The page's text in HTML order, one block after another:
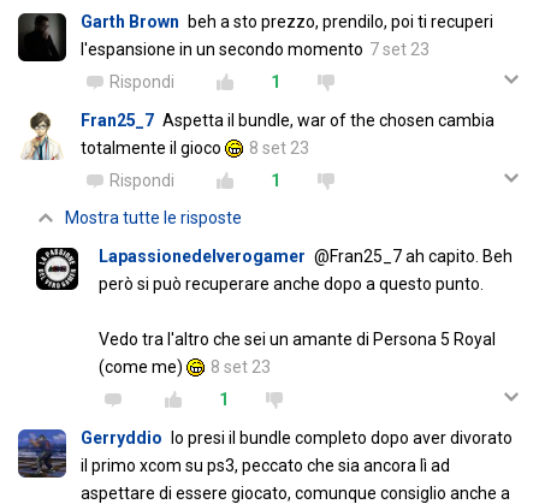
Garth Brown beh a sto prezzo, prendilo, poi ti recuperi
l'espansione in un secondo momento 7 set 23
Rispondi
1
Fran25_7 Aspetta il bundle, war of the chosen cambia
totalmente il gioco
8 set 23
Rispondi
1
Mostra tutte le risposte
Lapassionedelverogamer @Fran25_7 ah capito. Beh
però si può recuperare anche dopo a questo punto.
Vedo tra l'altro che sei un amante di Persona 5 Royal
(come me)
8 set 23
1
Gerryddio Io presi il bundle completo dopo aver divorato
il primo xcom su ps3, peccato che sia ancora lì ad
aspettare di essere giocato, comunque consiglio anche a